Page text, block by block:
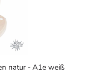
natur - A1e weiß